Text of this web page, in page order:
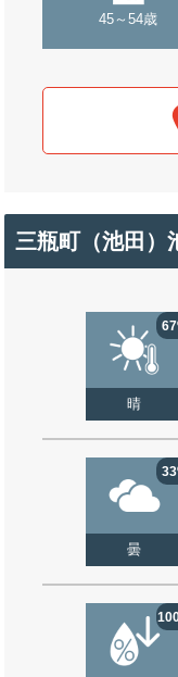
45～54歳
三瓶町（池田）
晴
曇